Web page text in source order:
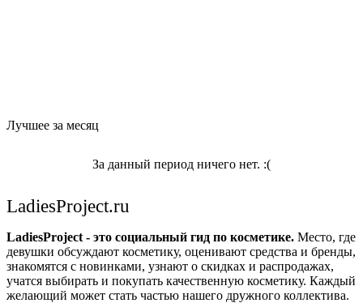
Лучшее за месяц
За данный период ничего нет. :(
LadiesProject.ru
LadiesProject - это социальный гид по косметике. Место, где
девушки обсуждают косметику, оценивают средства и бренды,
знакомятся с новинками, узнают о скидках и распродажах,
учатся выбирать и покупать качественную косметику. Каждый
желающий может стать частью нашего дружного коллектива.